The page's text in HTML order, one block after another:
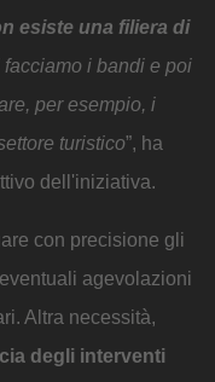
esiste una filiera di
i bandi e poi
per esempio, i
turistico”, ha
dell'iniziativa.
con precisione gli
agevolazioni
Altra necessità,
degli interventi